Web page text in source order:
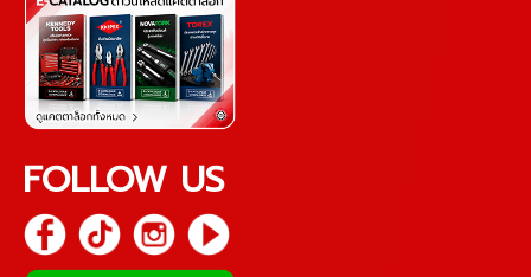
FOLLOW US